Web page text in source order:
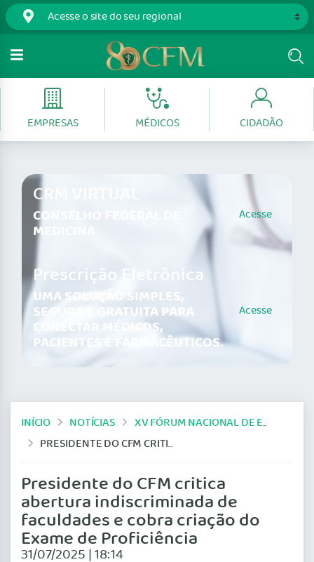
EMPRESAS MÉDICOS CIDADÃO
CRM VIRTUAL
CONSELHO FEDERAL DE
MEDICINA
Acesse
Prescrição Eletrônica
UMA SOLUÇÃO SIMPLES,
SEGURA E GRATUITA PARA
CONECTAR MÉDICOS,
PACIENTES E FARMACÊUTICOS.
Acesse
INÍCIO NOTÍCIAS
XV FÓRUM NACIONAL DE ENSINO MÉDICO
PRESIDENTE DO CFM CRITICA ABERTURA INDISCRIMINADA DE FACULDADES E COBRA CRIAÇÃO DO EXAME DE PROFICIÊNCIA
Presidente do CFM critica
abertura indiscriminada de
faculdades e cobra criação do
Exame de Proficiência
31/07/2025 | 18:14